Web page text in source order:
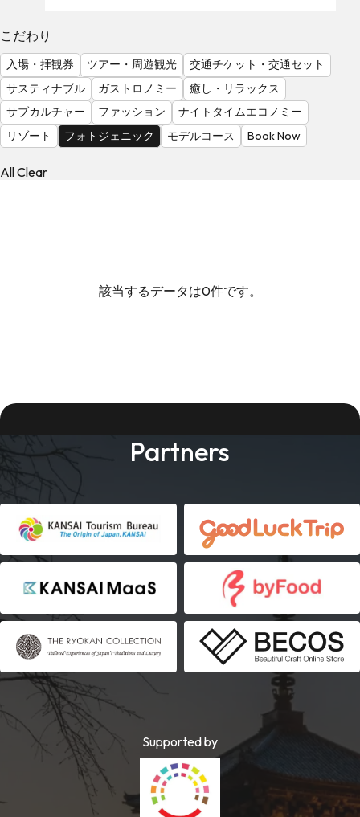
を
見
る
こだわり
入場・拝観券 ツアー・周遊観光
交通チケット・交通セット
サスティナブル
ガストロノミー
癒し・リラックス
サブカルチャー
ファッション
ナイトタイムエコノミー
リゾート
フォトジェニック モデルコース Book Now
All Clear
該当するデータは0件です。
Partners
Supported by